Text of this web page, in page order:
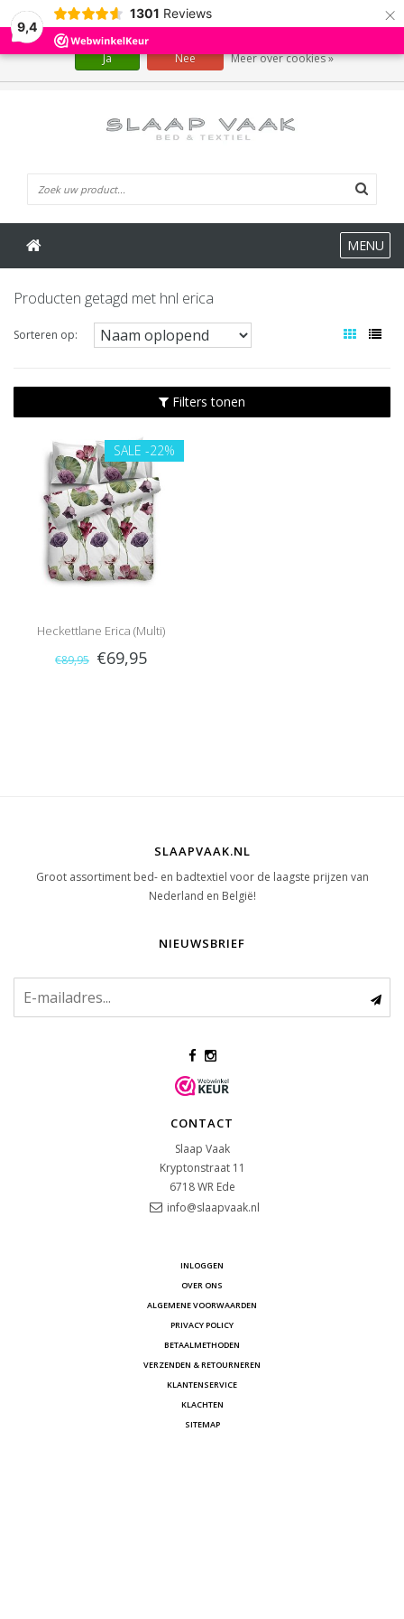
9,4
1301 Reviews ×
MENU
Producten getagd met hnl erica
Sorteren op:
Filters tonen
SALE -22%
Heckettlane Erica (Multi)
€89,95 €69,95
SLAAPVAAK.NL
Groot assortiment bed- en badtextiel voor de laagste prijzen van
Nederland en België!
NIEUWSBRIEF
CONTACT
Slaap Vaak
Kryptonstraat 11
6718 WR Ede
info@slaapvaak.nl
INLOGGEN
OVER ONS
ALGEMENE VOORWAARDEN
PRIVACY POLICY
BETAALMETHODEN
VERZENDEN & RETOURNEREN
KLANTENSERVICE
KLACHTEN
SITEMAP
Wij slaan cookies op om onze website te verbeteren. Is dat akkoord?
Ja Nee Meer over cookies »